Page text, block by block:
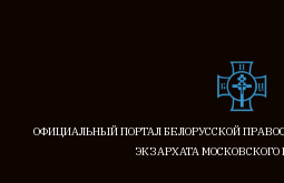
ОФИЦИАЛЬНЫЙ ПОРТАЛ БЕЛОРУССКОЙ
ЭКЗАРХАТА МОСКОВСКОГО